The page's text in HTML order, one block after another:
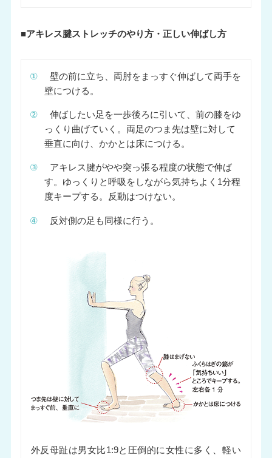
■アキレス腱ストレッチのやり方・正しい伸ばし方
①
壁の前に立ち、両肘をまっすぐ伸ばして両手を
壁につける。
②
伸ばしたい足を一歩後ろに引いて、前の膝をゆ
っくり曲げていく。両足のつま先は壁に対して
垂直に向け、かかとは床につける。
③
アキレス腱がやや突っ張る程度の状態で伸ば
す。ゆっくりと呼吸をしながら気持ちよく1分程
度キープする。反動はつけない。
④ 反対側の足も同様に行う。
外反母趾は男女比1:9と圧倒的に女性に多く、軽い